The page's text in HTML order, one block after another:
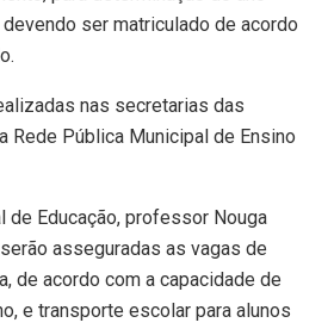
ser matriculado de acordo
nas secretarias das
Rede Pública Municipal de Ensino
de Educação, professor Nouga
asseguradas as vagas de
de acordo com a capacidade de
e transporte escolar para alunos